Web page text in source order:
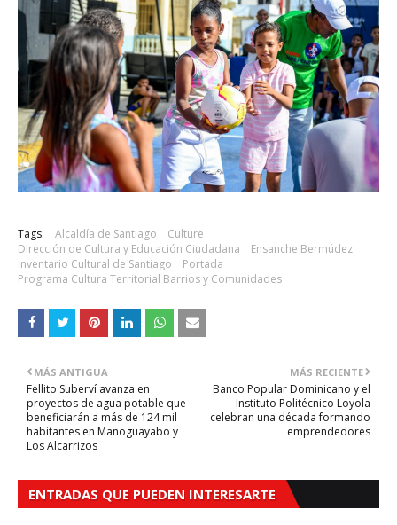
Tags: Alcaldía de Santiago
Culture
Dirección de Cultura y Educación Ciudadana
Ensanche Bermúdez
Inventario Cultural de Santiago
Portada
Programa Cultura Territorial Barrios y Comunidades
MÁS RECIENTE
Banco Popular Dominicano y el
Instituto Politécnico Loyola
celebran una década formando
emprendedores
MÁS ANTIGUA
Fellito Suberví avanza en
proyectos de agua potable que
beneficiarán a más de 124 mil
habitantes en Manoguayabo y
Los Alcarrizos
ENTRADAS QUE PUEDEN INTERESARTE